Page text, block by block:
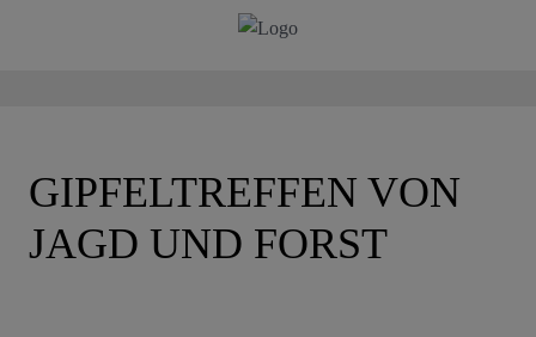
GIPFELTREFFEN VON
JAGD UND FORST